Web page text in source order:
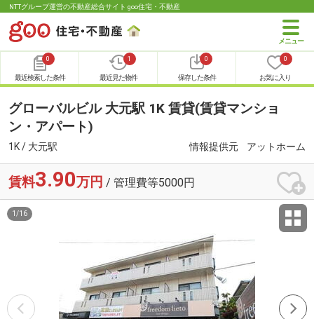
NTTグループ運営の不動産総合サイト goo住宅・不動産
0
最近検索した条件
1
最近見た物件
0
保存した条件
0
お気に入り
グローバルビル 大元駅 1K 賃貸(賃貸マンショ
ン・アパート)
1K / 大元駅 情報提供元 アットホーム
賃料3.90万円 / 管理費等5000円
1 /16